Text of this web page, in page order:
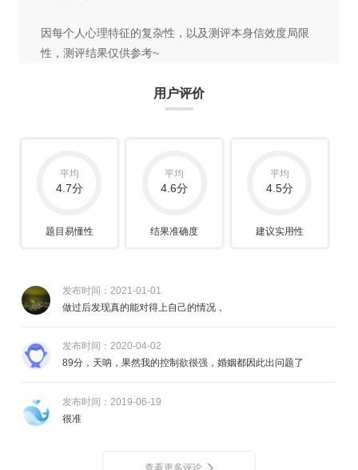
因每个人心理特征的复杂性，以及测评本身信效度局限
性，测评结果仅供参考~
用户评价
平均
4.7分
题目易懂性
平均
4.6分
结果准确度
平均
4.5分
建议实用性
发布时间：2021-01-01
做过后发现真的能对得上自己的情况，
发布时间：2020-04-02
89分，天呐，果然我的控制欲很强，婚姻都因此出问题了
发布时间：2019-06-19
很准
查看更多评论